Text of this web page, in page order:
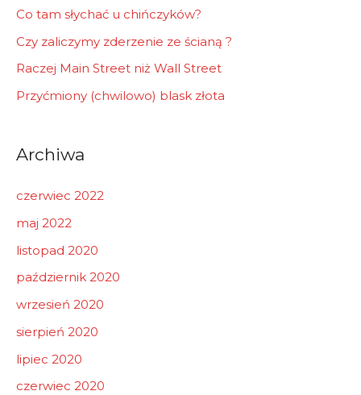
Co tam słychać u chińczyków?
Czy zaliczymy zderzenie ze ścianą ?
Raczej Main Street niż Wall Street
Przyćmiony (chwilowo) blask złota
Archiwa
czerwiec 2022
maj 2022
listopad 2020
październik 2020
wrzesień 2020
sierpień 2020
lipiec 2020
czerwiec 2020